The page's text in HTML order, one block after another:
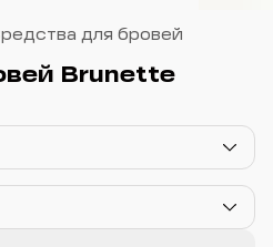
для бровей
Brunette